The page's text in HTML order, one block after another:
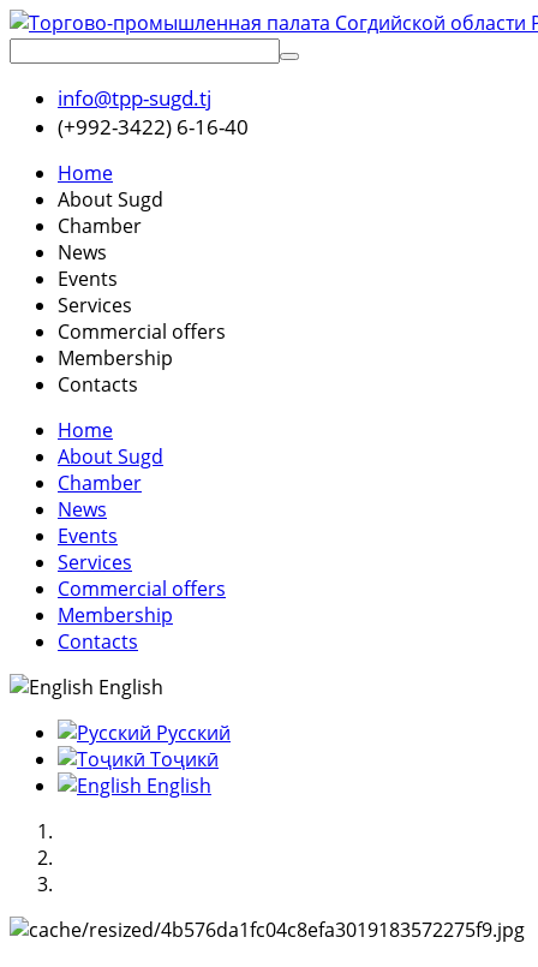
info@tpp-sugd.tj
(+992-3422) 6-16-40
Home
About Sugd
Chamber
News
Events
Services
Commercial offers
Membership
Contacts
Home
About Sugd
Chamber
News
Events
Services
Commercial offers
Membership
Contacts
English
Русский
Тоҷикӣ
English